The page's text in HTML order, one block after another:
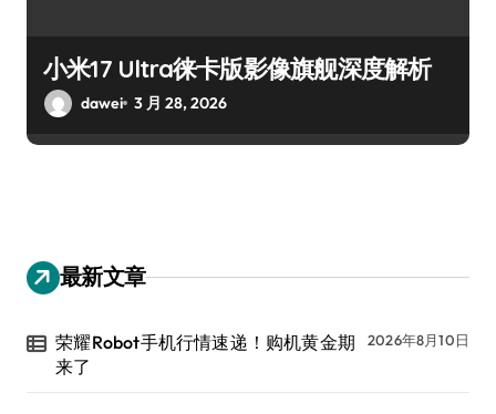
小米17 Ultra徕卡版影像旗舰深度解析
dawei 3 月 28, 2026
最新文章
荣耀Robot手机行情速递！购机黄金期
来了
2026年8月10日